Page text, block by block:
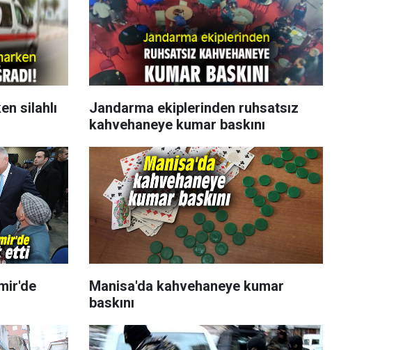
silahlı
Jandarma ekiplerinden ruhsatsız
kahvehaneye kumar baskını
Manisa'da kahvehaneye kumar
baskını